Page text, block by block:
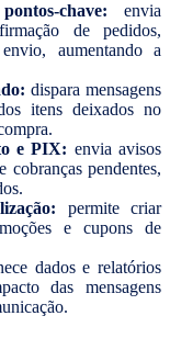
chave: envia
de pedidos,
aumentando a
dispara mensagens
itens deixados no
e PIX: envia avisos
pendentes,
permite criar
e cupons de
dados e relatórios
das mensagens